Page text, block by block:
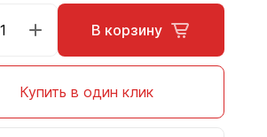
В корзину
Купить в один клик